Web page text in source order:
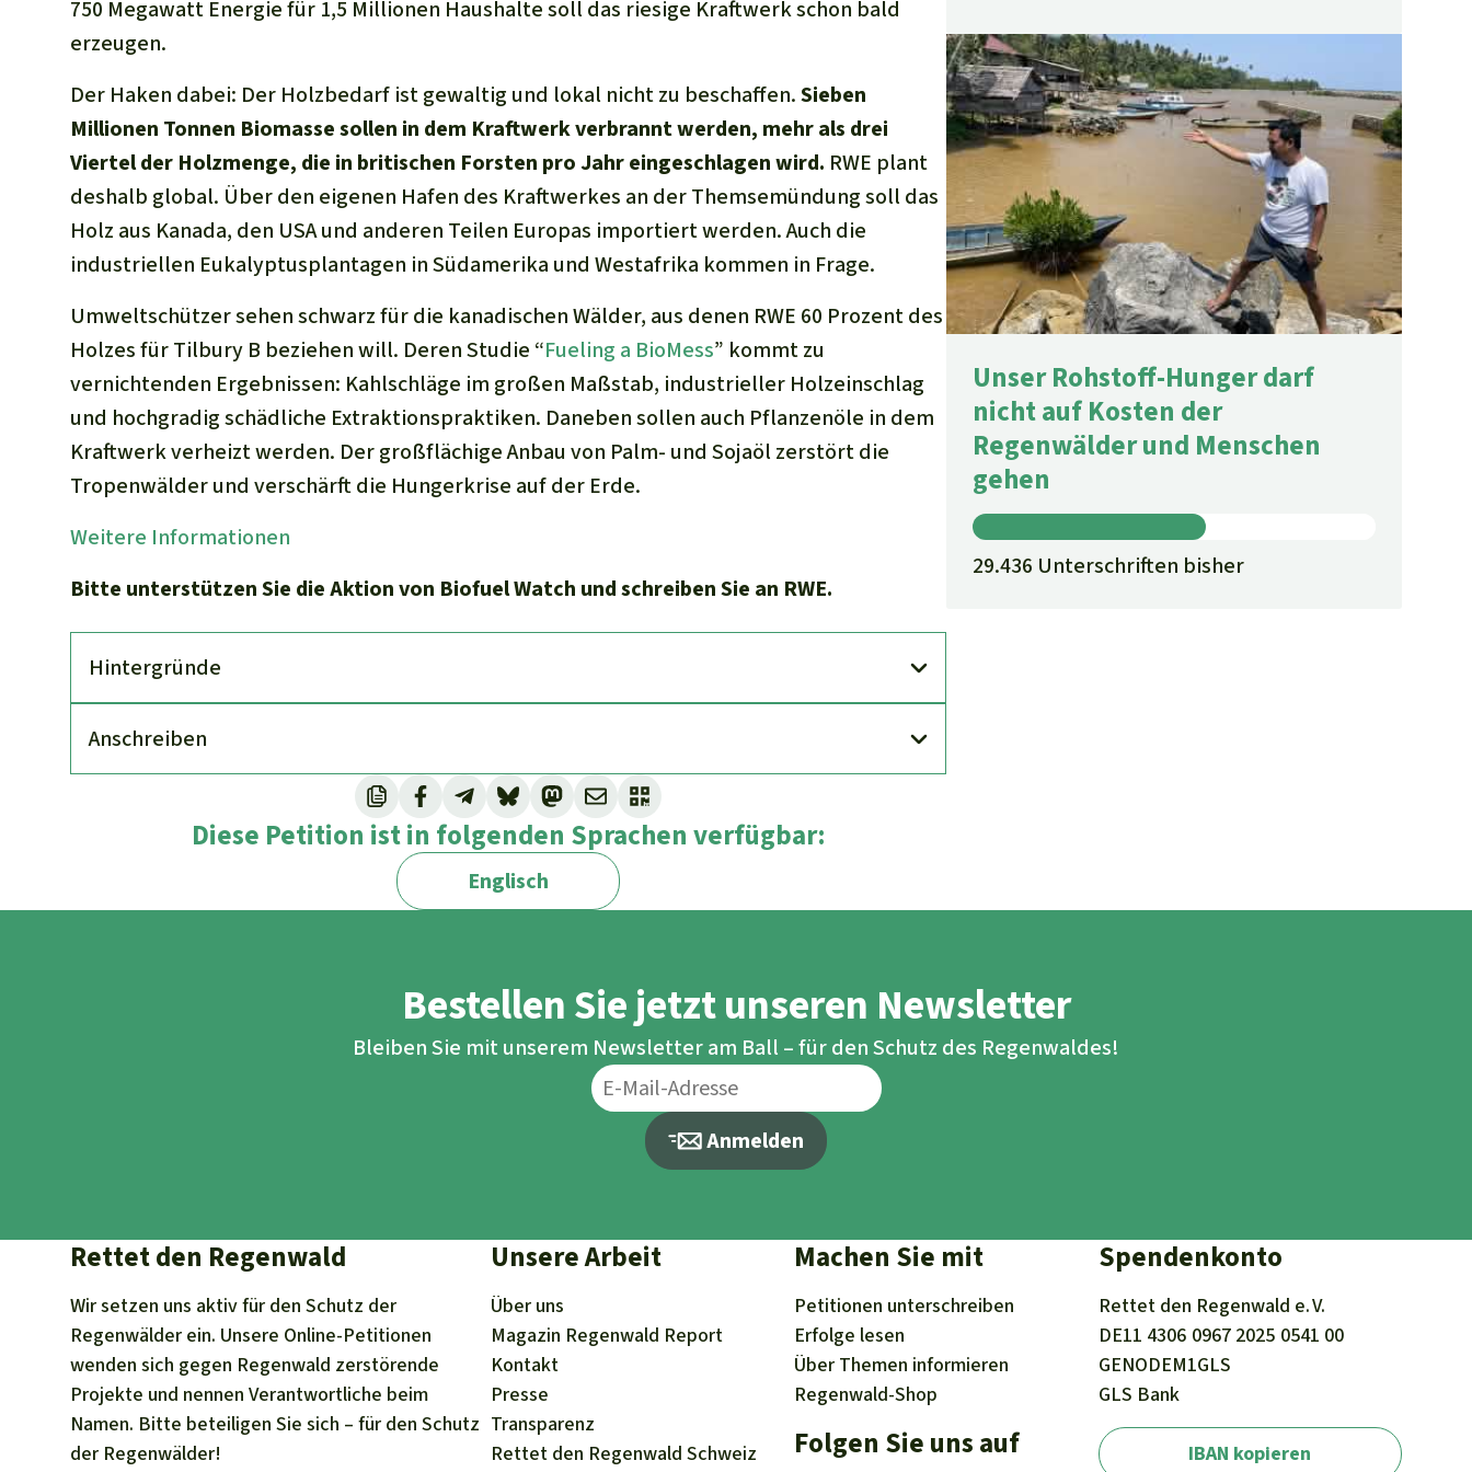
750 Megawatt Energie für 1,5 Millionen Haushalte soll das riesige Kraftwerk schon bald
erzeugen.
Der Haken dabei: Der Holzbedarf ist gewaltig und lokal nicht zu beschaffen.Sieben
Millionen Tonnen Biomasse sollen in dem Kraftwerk verbrannt werden, mehr als drei
Viertel der Holzmenge, die in britischen Forsten pro Jahr eingeschlagen wird. RWE plant
deshalb global. Über den eigenen Hafen des Kraftwerkes an der Themsemündung soll das
Holz aus Kanada, den USA und anderen Teilen Europas importiert werden. Auch die
industriellen Eukalyptusplantagen in Südamerika und Westafrika kommen in Frage.
Umweltschützer sehen schwarz für die kanadischen Wälder, aus denen RWE 60 Prozent des
Holzes für Tilbury B beziehen will. Deren Studie “Fueling a BioMess” kommt zu
vernichtenden Ergebnissen: Kahlschläge im großen Maßstab, industrieller Holzeinschlag
und hochgradig schädliche Extraktionspraktiken. Daneben sollen auch Pflanzenöle in dem
Kraftwerk verheizt werden. Der großflächige Anbau von Palm- und Sojaöl zerstört die
Tropenwälder und verschärft die Hungerkrise auf der Erde.
Weitere Informationen
Bitte unterstützen Sie die Aktion von Biofuel Watch und schreiben Sie an RWE.
Hinter­gründe
An­schreiben
Diese Petition ist in folgenden Sprachen verfügbar:
Englisch
Unser Rohstoff-Hunger darf
nicht auf Kosten der
Regenwälder und Menschen
gehen
29.436 Unterschriften bisher
Bestellen Sie jetzt unseren Newsletter
Bleiben Sie mit unserem Newsletter am Ball – für den Schutz des Regenwaldes!
Anmelden
Rettet den Regenwald
Wir setzen uns aktiv für den Schutz der
Regenwälder ein. Unsere Online-Petitionen
wenden sich gegen Regenwald zerstörende
Projekte und nennen Verantwortliche beim
Namen. Bitte beteiligen Sie sich – für den Schutz
der Regenwälder!
Unsere Arbeit
Über uns
Magazin Regenwald Report
Kontakt
Presse
Transparenz
Rettet den Regenwald Schweiz
Machen Sie mit
Petitionen unterschreiben
Erfolge lesen
Über Themen informieren
Regenwald-Shop
Folgen Sie uns auf
Spendenkonto
Rettet den Regenwald e. V.
DE11 4306 0967 2025 0541 00
GENODEM1GLS
GLS Bank
IBAN kopieren